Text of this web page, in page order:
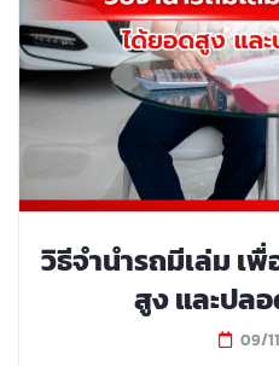
วิธีจำนำรถมีเล่ม เพื่
สูง และปล
09/